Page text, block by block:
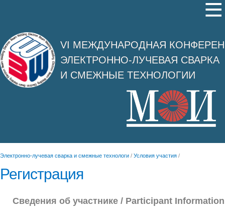
VI МЕЖДУНАРОДНАЯ
ЭЛЕКТРОННО-ЛУЧЕВАЯ СВАРКА
И СМЕЖНЫЕ ТЕХНОЛОГИИ
Электронно-лучевая сварка и смежные технологи / Условия участия /
Регистрация
Сведения об участнике / Participant Information